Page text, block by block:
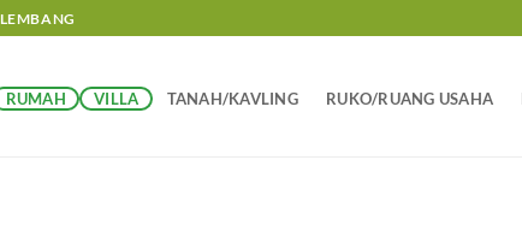
RUMAH VILLA TANAH/KAVLING RUKO/RUANG USAHA